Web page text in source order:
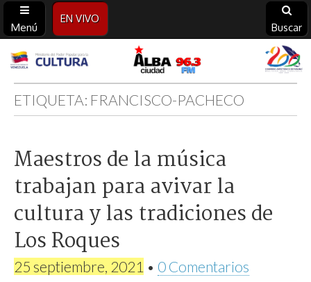
Menú
EN VIVO
Buscar
Alba
Ciudad
96.3
FM
ETIQUETA: FRANCISCO-PACHECO
Maestros de la música
trabajan para avivar la
cultura y las tradiciones de
Los Roques
25 septiembre, 2021 • 0 Comentarios